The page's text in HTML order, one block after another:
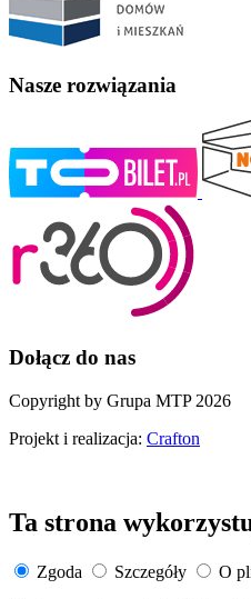
Nasze rozwiązania
Dołącz do nas
Copyright by Grupa MTP 2026
Projekt i realizacja: Crafton
Ta strona
Zgoda Szczegóły
O